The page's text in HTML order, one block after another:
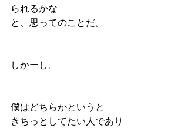
られるかな
と、思ってのことだ。
しかーし。
僕はどちらかというと
きちっとしてたい人であり